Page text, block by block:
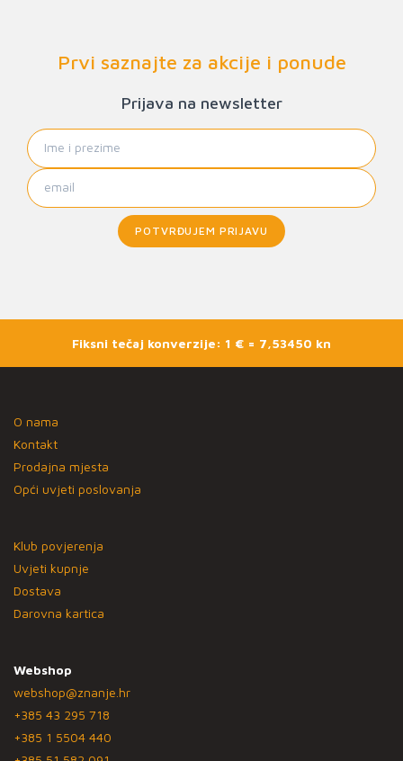
Prvi saznajte za akcije i ponude
Prijava na newsletter
POTVRĐUJEM PRIJAVU
Fiksni tečaj konverzije: 1 € = 7,53450 kn
O nama
Kontakt
Prodajna mjesta
Opći uvjeti poslovanja
Klub povjerenja
Uvjeti kupnje
Dostava
Darovna kartica
Webshop
webshop@znanje.hr
+385 43 295 718
+385 1 5504 440